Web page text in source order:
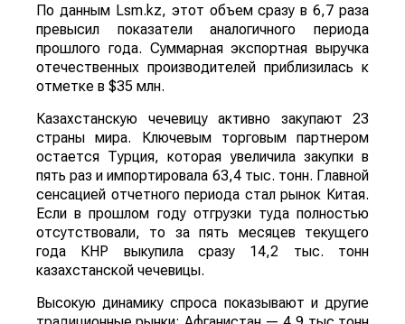
По данным Lsm.kz, этот объем сразу в 6,7 раза
превысил показатели аналогичного периода
прошлого года. Суммарная экспортная выручка
отечественных производителей приблизилась к
отметке в $35 млн.
Казахстанскую чечевицу активно закупают 23
страны мира. Ключевым торговым партнером
остается Турция, которая увеличила закупки в
пять раз и импортировала 63,4 тыс. тонн. Главной
сенсацией отчетного периода стал рынок Китая.
Если в прошлом году отгрузки туда полностью
отсутствовали, то за пять месяцев текущего
года КНР выкупила сразу 14,2 тыс. тонн
казахстанской чечевицы.
Высокую динамику спроса показывают и другие